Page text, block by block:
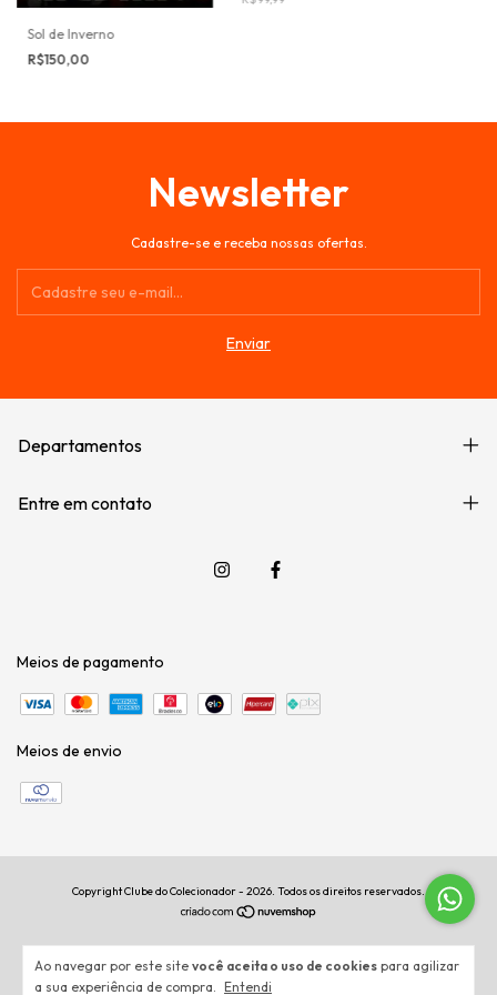
Ao navegar por este site você aceita o uso de cookies para agilizar
a sua experiência de compra. Entendi
Sol de Inverno
R$150,00
Newsletter
Cadastre-se e receba nossas ofertas.
Departamentos
Entre em contato
Meios de pagamento
Meios de envio
Copyright Clube do Colecionador - 2026. Todos os direitos reservados.